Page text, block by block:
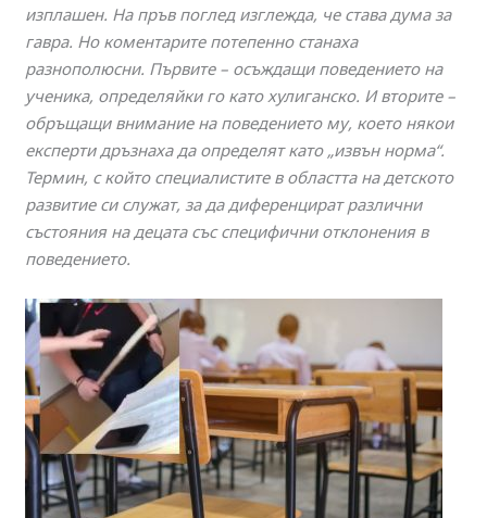
изплашен. На пръв поглед изглежда, че става дума за
гавра. Но коментарите потепенно станаха
разнополюсни. Първите – осъждащи поведението на
ученика, определяйки го като хулиганско. И вторите –
обръщащи внимание на поведението му, което някои
експерти дръзнаха да определят като „извън норма“.
Термин, с който специалистите в областта на детското
развитие си служат, за да диференцират различни
състояния на децата със специфични отклонения в
поведението.